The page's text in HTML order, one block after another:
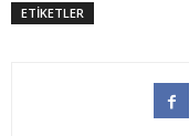
ETİKETLER